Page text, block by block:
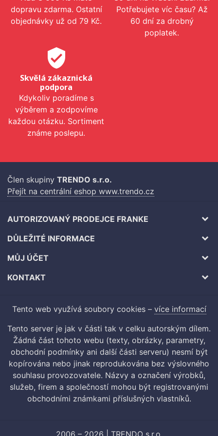
dopravu zdarma. Ostatní
objednávky už od 79 Kč.
Potřebujete víc času? Až
60 dní za drobný
poplatek.
verified_user
Skvělá zákaznická
podpora
Kdykoliv poradíme s
výběrem a zodpovíme
každou otázku. Sortiment
známe poslepu.
Člen skupiny TRENDO s.r.o.
Přejít na centrální eshop www.trendo.cz
AUTORIZOVANÝ PRODEJCE FRANKE
DŮLEŽITÉ INFORMACE
MŮJ ÚČET
KONTAKT
Tento web využívá soubory cookies – více informací
Tento server je jak v části tak v celku autorským dílem.
Žádná část tohoto webu (texty, obrázky, parametry,
obchodní podmínky ani další části serveru) nesmí být
kopírována nebo jinak reprodukována bez výslovného
souhlasu provozovatele. Názvy a označení výrobků,
služeb, firem a společností mohou být registrovanými
obchodními známkami příslušných vlastníků.
2006 – 2026 | TRENDO s.r.o.